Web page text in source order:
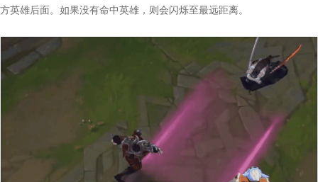
方英雄后面。如果没有命中英雄，则会闪烁至最远距离。